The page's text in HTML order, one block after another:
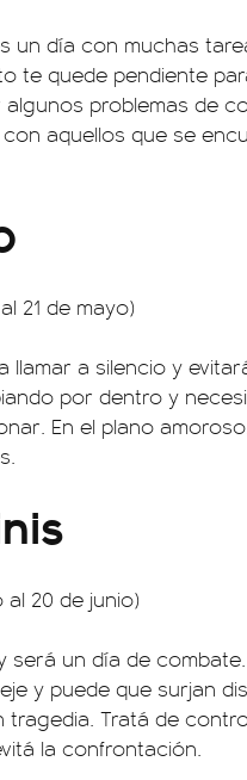
un día con muchas
te quede pendiente
algunos problemas de
aquellos que se
21 de mayo)
llamar a silencio y
por dentro y
En el plano
al 20 de junio)
será un día de
y puede que surjan
tragedia. Tratá de
la confrontación.